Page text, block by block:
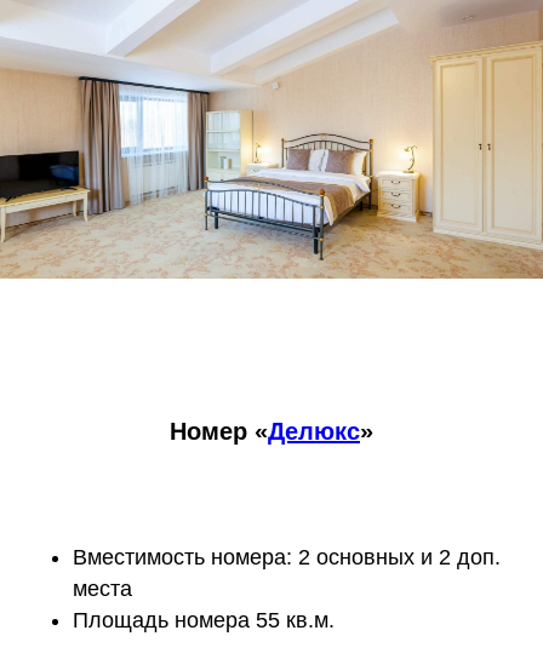
Номер «Делюкс»
Вместимость номера: 2 основных и 2 доп.
места
Площадь номера 55 кв.м.